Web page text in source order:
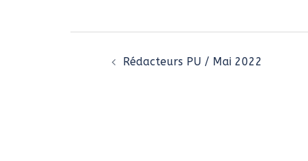
d’articleRédacteurs PU / Mai 2022